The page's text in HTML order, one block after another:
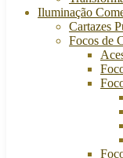
Iluminação
Cartazes
Focos de